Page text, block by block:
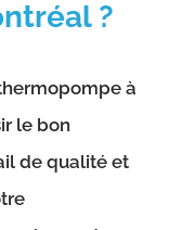
?
à
le bon
de qualité et